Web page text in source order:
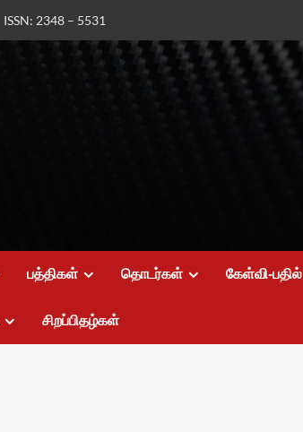
ISSN: 2348 – 5531
பத்திகள் தொடர்கள் கேள்வி-பதில்
சிறப்பிதழ்கள்